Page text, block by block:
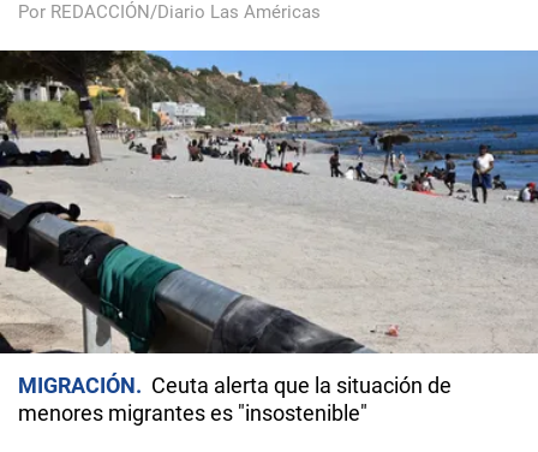
Por REDACCIÓN/Diario Las Américas
MIGRACIÓN
Ceuta alerta que la situación de
menores migrantes es "insostenible"